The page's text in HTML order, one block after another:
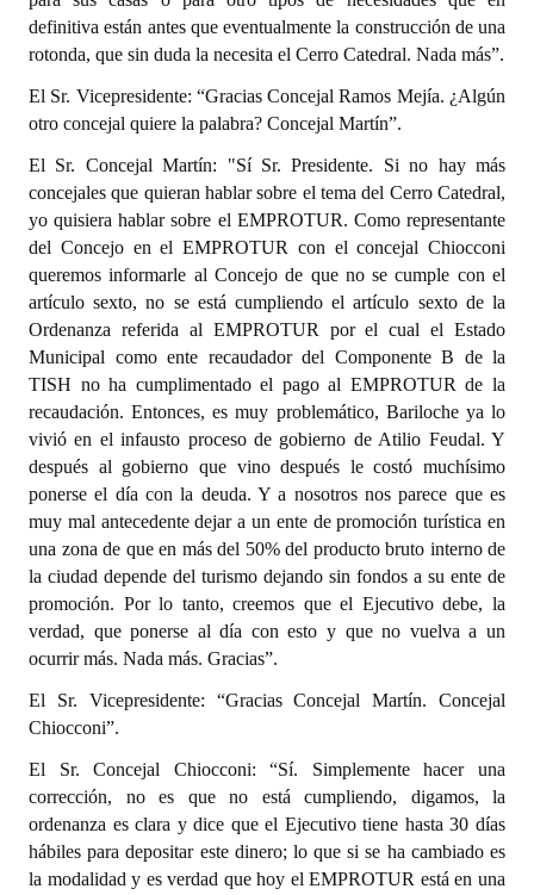
definitiva están antes que eventualmente la construcción de una
rotonda, que sin duda la necesita el Cerro Catedral. Nada más”.
El Sr. Vicepresidente: “Gracias Concejal Ramos Mejía. ¿Algún
otro concejal quiere la palabra? Concejal Martín”.
El Sr. Concejal Martín: "Sí Sr. Presidente. Si no hay más
concejales que quieran hablar sobre el tema del Cerro Catedral,
yo quisiera hablar sobre el EMPROTUR. Como representante
del Concejo en el EMPROTUR con el concejal Chiocconi
queremos informarle al Concejo de que no se cumple con el
artículo sexto, no se está cumpliendo el artículo sexto de la
Ordenanza referida al EMPROTUR por el cual el Estado
Municipal como ente recaudador del Componente B de la
TISH no ha cumplimentado el pago al EMPROTUR de la
recaudación. Entonces, es muy problemático, Bariloche ya lo
vivió en el infausto proceso de gobierno de Atilio Feudal. Y
después al gobierno que vino después le costó muchísimo
ponerse el día con la deuda. Y a nosotros nos parece que es
muy mal antecedente dejar a un ente de promoción turística en
una zona de que en más del 50% del producto bruto interno de
la ciudad depende del turismo dejando sin fondos a su ente de
promoción. Por lo tanto, creemos que el Ejecutivo debe, la
verdad, que ponerse al día con esto y que no vuelva a un
ocurrir más. Nada más. Gracias”.
El Sr. Vicepresidente: “Gracias Concejal Martín. Concejal
Chiocconi”.
El Sr. Concejal Chiocconi: “Sí. Simplemente hacer una
corrección, no es que no está cumpliendo, digamos, la
ordenanza es clara y dice que el Ejecutivo tiene hasta 30 días
hábiles para depositar este dinero; lo que si se ha cambiado es
la modalidad y es verdad que hoy el EMPROTUR está en una